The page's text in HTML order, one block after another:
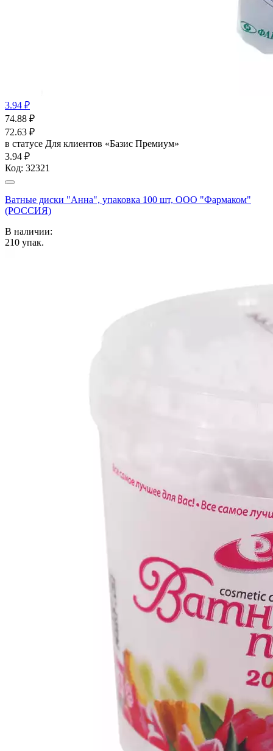
3.94 ₽
74.88 ₽
72.63 ₽
в статусе Для клиентов «Базис Премиум»
3.94 ₽
Код: 32321
Ватные диски "Анна", упаковка 100 шт, ООО "Фармаком"
(РОССИЯ)
В наличии:
210 упак.